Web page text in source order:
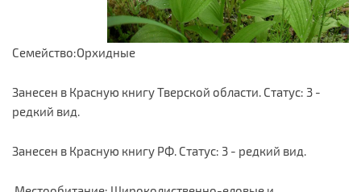
Семейство:Орхидные
Занесен в Красную книгу Тверской области. Статус: 3 -
редкий вид.
Занесен в Красную книгу РФ. Статус: 3 - редкий вид.